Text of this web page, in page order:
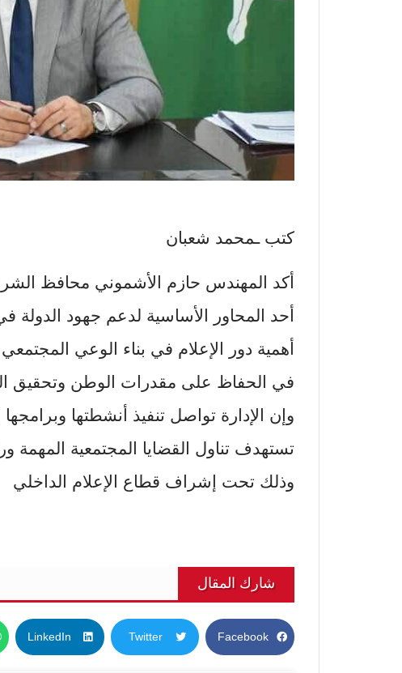
كتب ـمحمد شعبان
​أكد المهندس حازم الأشموني محافظ
أحد المحاور الأساسية لدعم جهود الدولة
أهمية دور الإعلام في بناء الوعي
في الحفاظ على مقدرات الوطن وتحقيق
وإن الإدارة تواصل تنفيذ أنشطتها
تستهدف تناول القضايا المجتمعية
وذلك تحت إشراف قطاع الإعلام الداخلي
شارك المقال
Facebook
Twitter
LinkedIn